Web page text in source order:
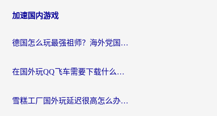
加速国内游戏
德国怎么玩最强祖师？海外党国服游戏加速器选择全攻略（附宝可梦Online实测）
在国外玩QQ飞车需要下载什么加速器呢？海外党亲测有效的国服游戏加速指南
雪糕工厂国外玩延迟很高怎么办？海外玩家国服游戏加速终极攻略（附实测推荐）